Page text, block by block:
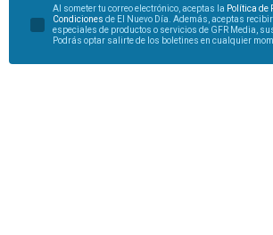
Al someter tu correo electrónico, aceptas la Política de
Condiciones de El Nuevo Día. Además, aceptas
especiales de productos o servicios de GFR Media,
Podrás optar salirte de los boletines en cualquier